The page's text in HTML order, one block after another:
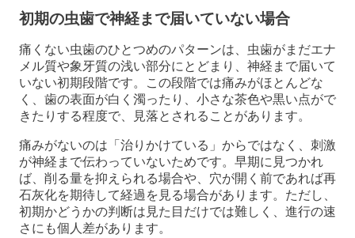
初期の虫歯で神経まで届いていない場合
痛くない虫歯のひとつめのパターンは、虫歯がまだエナ
メル質や象牙質の浅い部分にとどまり、神経まで届いて
いない初期段階です。この段階では痛みがほとんどな
く、歯の表面が白く濁ったり、小さな茶色や黒い点がで
きたりする程度で、見落とされることがあります。
痛みがないのは「治りかけている」からではなく、刺激
が神経まで伝わっていないためです。早期に見つかれ
ば、削る量を抑えられる場合や、穴が開く前であれば再
石灰化を期待して経過を見る場合があります。ただし、
初期かどうかの判断は見た目だけでは難しく、進行の速
さにも個人差があります。